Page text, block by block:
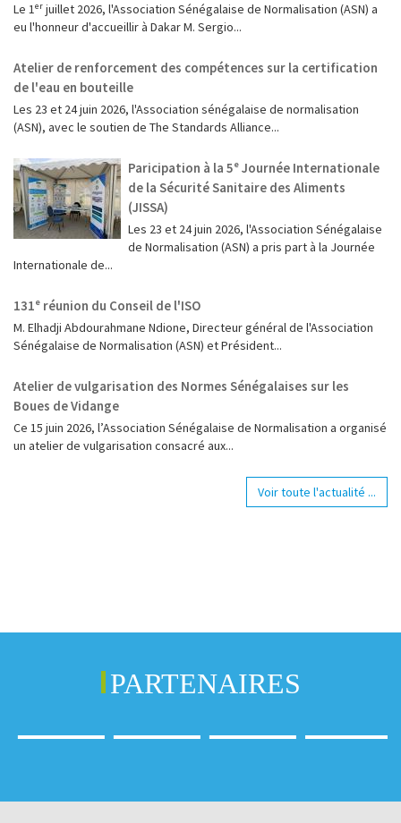
Le 1ᵉʳ juillet 2026, l'Association Sénégalaise de Normalisation (ASN) a
eu l'honneur d'accueillir à Dakar M. Sergio...
Atelier de renforcement des compétences sur la certification
de l'eau en bouteille
Les 23 et 24 juin 2026, l'Association sénégalaise de normalisation
(ASN), avec le soutien de The Standards Alliance...
Paricipation à la 5ᵉ Journée Internationale
de la Sécurité Sanitaire des Aliments
(JISSA)
‎Les 23 et 24 juin 2026, l'Association Sénégalaise
de Normalisation (ASN) a pris part à la Journée
Internationale de...
131ᵉ réunion du Conseil de l'ISO
M. Elhadji Abdourahmane Ndione, Directeur général de l'Association
Sénégalaise de Normalisation (ASN) et Président...
Atelier de vulgarisation des Normes Sénégalaises sur les
Boues de Vidange
Ce 15 juin 2026, l’Association Sénégalaise de Normalisation a organisé
un atelier de vulgarisation consacré aux...
Voir toute l'actualité ...
PARTENAIRES